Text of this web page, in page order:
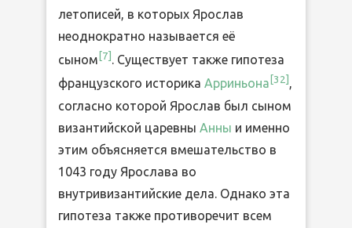
летописей, в которых Ярослав
неоднократно называется её
сыном 7 . Существует также гипотеза
французского историка Арриньона 32 ,
согласно которой Ярослав был сыном
византийской царевны Анны и именно
этим объясняется вмешательство в
1043 году Ярослава во
внутривизантийские дела. Однако эта
гипотеза также противоречит всем